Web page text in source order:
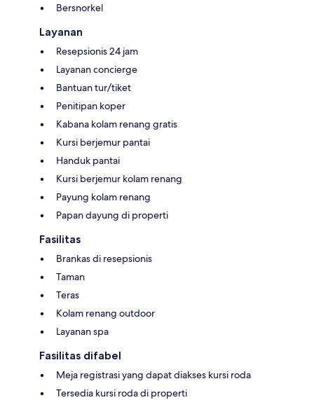
Bersnorkel
Layanan
Resepsionis 24 jam
Layanan concierge
Bantuan tur/tiket
Penitipan koper
Kabana kolam renang gratis
Kursi berjemur pantai
Handuk pantai
Kursi berjemur kolam renang
Payung kolam renang
Papan dayung di properti
Fasilitas
Brankas di resepsionis
Taman
Teras
Kolam renang outdoor
Layanan spa
Fasilitas difabel
Meja registrasi yang dapat diakses kursi roda
Tersedia kursi roda di properti